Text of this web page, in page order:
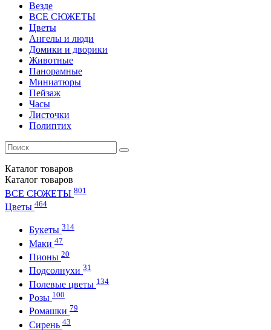
Везде
ВСЕ СЮЖЕТЫ
Цветы
Ангелы и люди
Домики и дворики
Животные
Панорамные
Миниатюры
Пейзаж
Часы
Листочки
Полиптих
Каталог товаров
Каталог товаров
ВСЕ СЮЖЕТЫ 801
Цветы 464
Букеты 314
Маки 47
Пионы 20
Подсолнухи 31
Полевые цветы 134
Розы 100
Ромашки 79
Сирень 43